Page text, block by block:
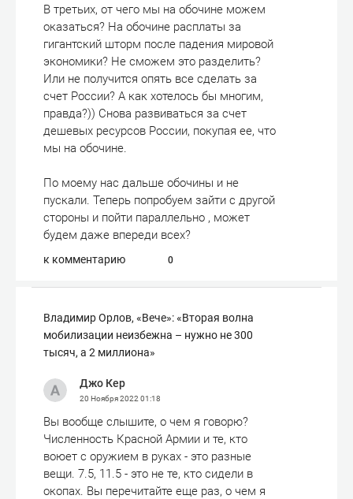
В третьих, от чего мы на обочине можем
оказаться? На обочине расплаты за
гигантский шторм после падения мировой
экономики? Не сможем это разделить?
Или не получится опять все сделать за
счет России? А как хотелось бы многим,
правда?)) Снова развиваться за счет
дешевых ресурсов России, покупая ее, что
мы на обочине.
По моему нас дальше обочины и не
пускали. Теперь попробуем зайти с другой
стороны и пойти параллельно , может
будем даже впереди всех?
к комментарию 0
Владимир Орлов, «Вече»: «Вторая волна
мобилизации неизбежна – нужно не 300
тысяч, а 2 миллиона»
Джо Кер
20 Ноября 2022 01:18
Вы вообще слышите, о чем я говорю?
Численность Красной Армии и те, кто
воюет с оружием в руках - это разные
вещи. 7.5, 11.5 - это не те, кто сидели в
окопах. Вы перечитайте еще раз, о чем я